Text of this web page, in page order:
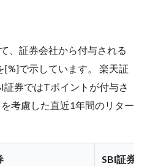
、証券会社から付与される
で示しています。 楽天証
証券ではTポイントが付与さ
考慮した直近1年間のリター
SBI証券